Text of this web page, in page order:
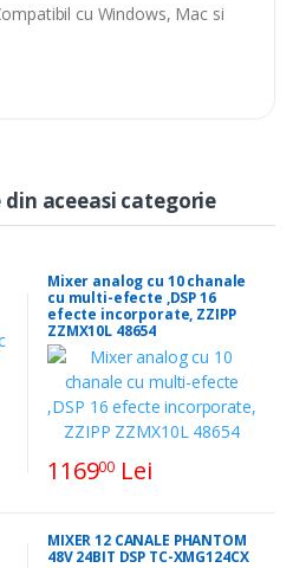
cu Windows, Mac si
aceeasi categorie
Mixer analog cu 10 chanale
cu multi-efecte ,DSP 16
efecte incorporate, ZZIPP
ZZMX10L 48654
116900 Lei
MIXER 12 CANALE PHANTOM
48V 24BIT DSP TC-XMG124CX